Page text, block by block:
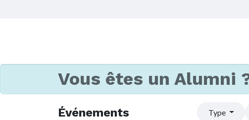
Vous êtes un Alumni
Événements Type